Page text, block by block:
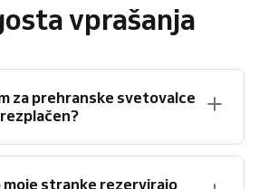
vprašanja
za prehranske svetovalce
moje stranke rezervirajo